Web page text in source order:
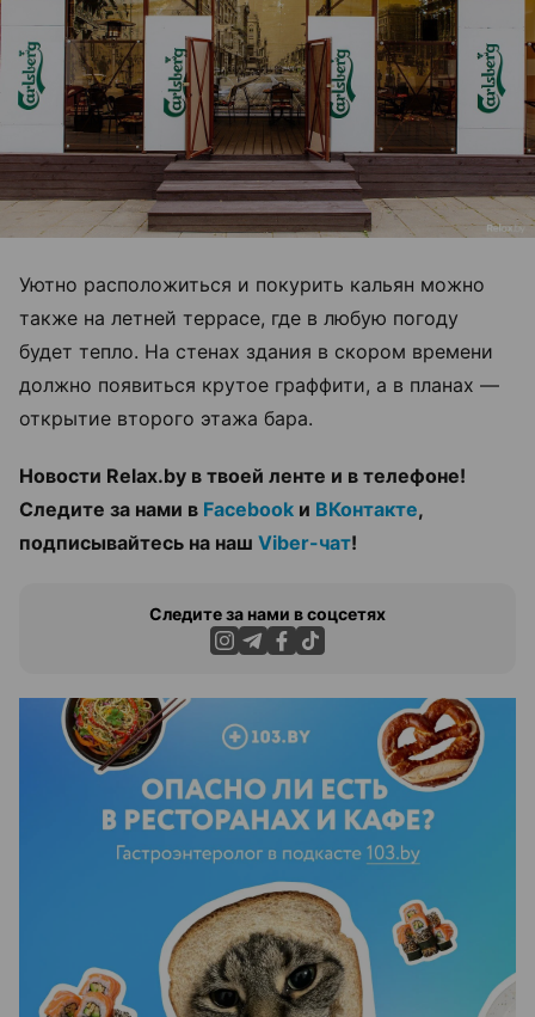
Уютно расположиться и покурить кальян можно
также на летней террасе, где в любую погоду
будет тепло. На стенах здания в скором времени
должно появиться крутое граффити, а в планах —
открытие второго этажа бара.
Новости Relax.by в твоей ленте и в телефоне!
Следите за нами в Facebook и ВКонтакте,
подписывайтесь на наш Viber-чат!
Следите за нами в соцсетях
ЭФФЕКТИВНАЯ РЕКЛАМА НА САЙТЕ